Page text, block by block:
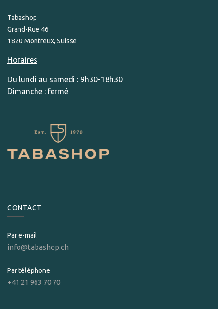
Tabashop
Grand-Rue 46
1820 Montreux, Suisse
Horaires
Du lundi au samedi : 9h30-18h30
Dimanche : fermé
CONTACT
Par e-mail
info@tabashop.ch
Par téléphone
+41 21 963 70 70